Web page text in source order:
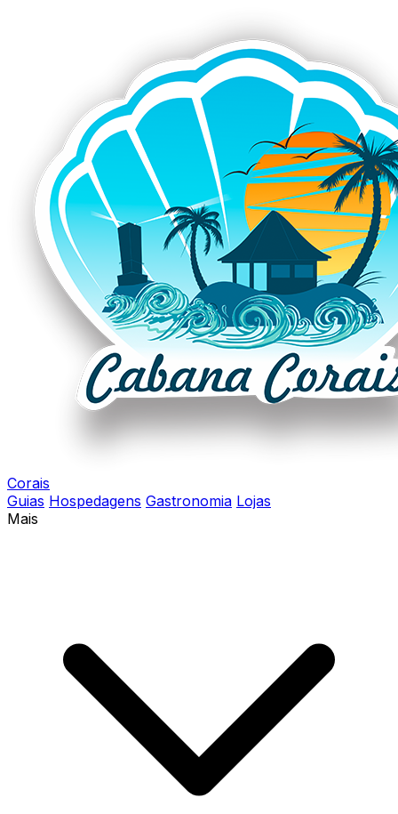
Corais
Guias Hospedagens Gastronomia Lojas
Mais